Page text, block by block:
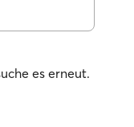
es erneut.